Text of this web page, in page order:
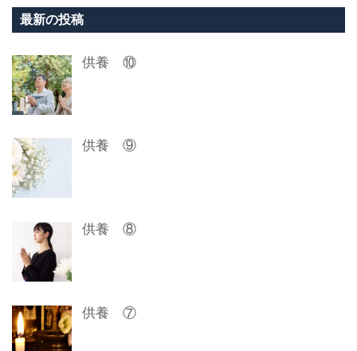
ビ
ー
シ
ョ
ン
最新の投稿
供養 ⑩
供養 ⑨
供養 ⑧
供養 ⑦